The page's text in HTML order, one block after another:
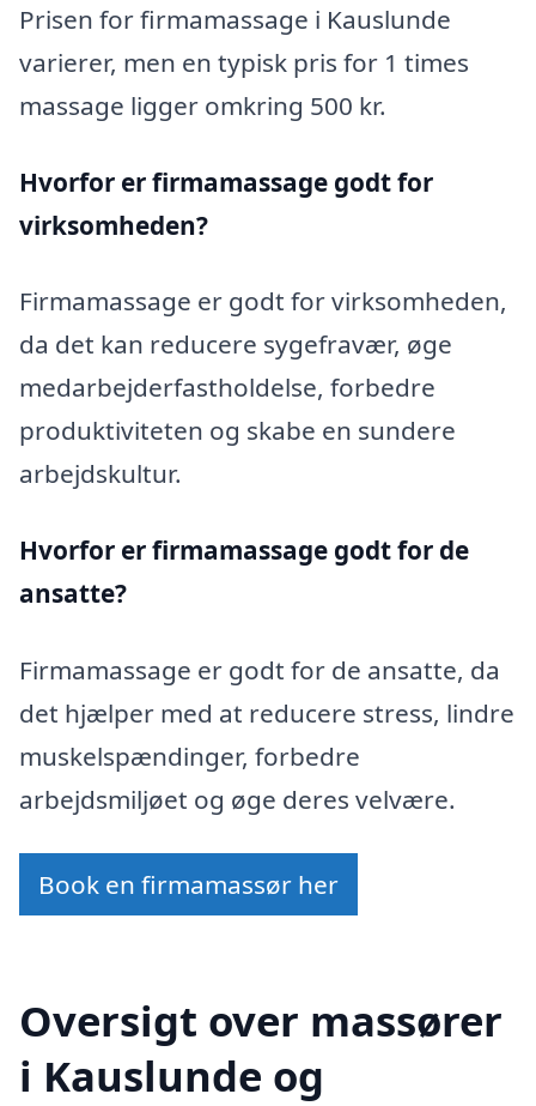
Prisen for firmamassage i Kauslunde
varierer, men en typisk pris for 1 times
massage ligger omkring 500 kr.
Hvorfor er firmamassage godt for
virksomheden?
Firmamassage er godt for virksomheden,
da det kan reducere sygefravær, øge
medarbejderfastholdelse, forbedre
produktiviteten og skabe en sundere
arbejdskultur.
Hvorfor er firmamassage godt for de
ansatte?
Firmamassage er godt for de ansatte, da
det hjælper med at reducere stress, lindre
muskelspændinger, forbedre
arbejdsmiljøet og øge deres velvære.
Book en firmamassør her
Oversigt over massører
i Kauslunde og